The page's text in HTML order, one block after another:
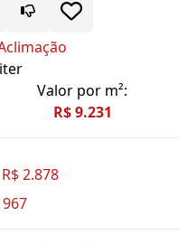
Valor por m²:
R$ 9.231
R$ 2.878
967